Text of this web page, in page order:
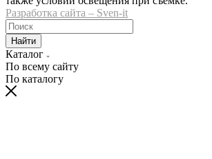
Разработка сайта – Sven-it
Найти
Каталог
По всему сайту
По каталогу